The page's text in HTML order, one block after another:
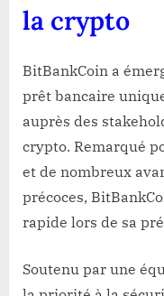
la crypto
BitBankCoin a
prêt bancaire
auprès des
crypto. Remarqué
et de nombreux
précoces,
rapide lors de sa
Soutenu par une